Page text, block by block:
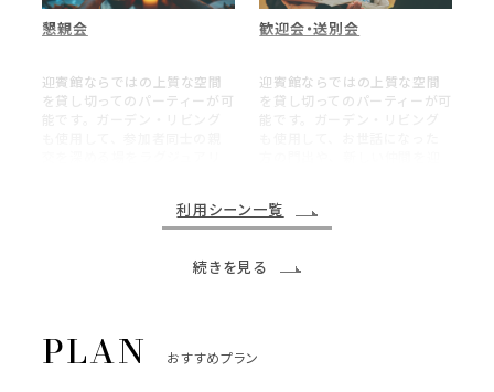
続きを見る
懇親会
迎賓館ならではの上質な空間
を貸し切ってのパーティーが可
歓迎会・送別会
迎賓館ならではの上質な空間
を貸し切ってのパーティーが可
利用シーン一覧
おすすめプラン